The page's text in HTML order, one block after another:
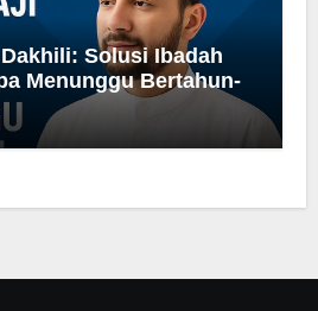
Solusi Ibadah
Menunggu Bertahun-